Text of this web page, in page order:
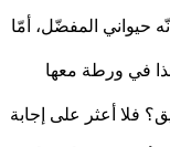
المفضّل، أمّا
ورطة معها
أعثر على إجابة